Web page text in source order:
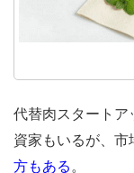
代替肉スタートア
資家もいるが、市
方もある 。